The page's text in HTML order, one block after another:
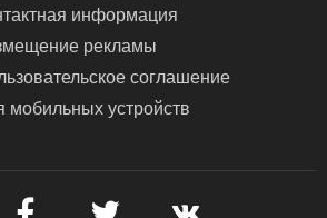
информация
рекламы
соглашение
мобильных устройств